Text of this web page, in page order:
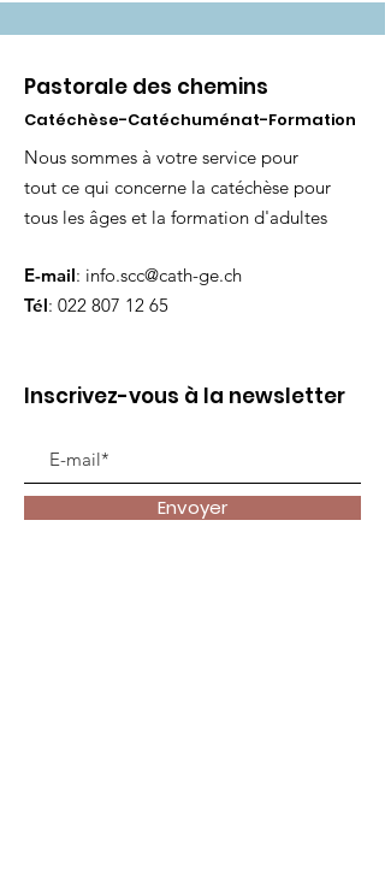
Pastorale des chemins
Catéchèse-Catéchuménat-Formation
Nous sommes à votre service pour
tout ce qui concerne la catéchèse pour
tous les âges et la formation d'adultes
E-mail: info.scc@cath-ge.ch
Tél: 022 807 12 65
Inscrivez-vous à la newsletter
Envoyer